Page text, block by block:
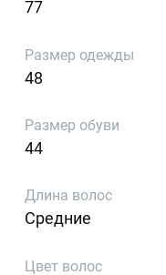
77
Размер одежды
48
Размер обуви
44
Длина волос
Средние
Цвет волос